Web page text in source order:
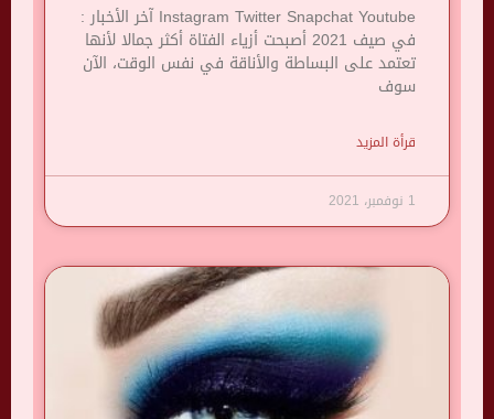
Instagram Twitter Snapchat Youtube آخر الأخبار :
في صيف 2021 أصبحت أزياء الفتاة أكثر جمالا لأنها
تعتمد على البساطة والأناقة في نفس الوقت، الآن
سوف
قرأة المزيد
1 نوفمبر، 2021